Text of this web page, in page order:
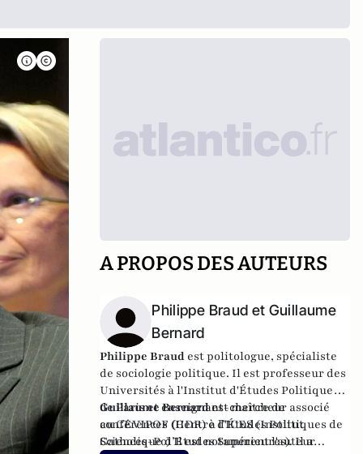
A PROPOS DES AUTEURS
Philippe Braud et Guillaume
Bernard
Philippe Braud est politologue, spécialiste
de sociologie politique. Il est professeur des
Universités à l'Institut d'Études Politiques
de Paris et enseignant-chercheur associé
au CEVIPOF (Centre d'Études Politiques de
Sciences-Po) Il est notamment l'auteur
Guillaume Bernardest maître de
conférences (HDR) à l’ICES (Institut
Catholique d’Etudes Supérieures). Il a